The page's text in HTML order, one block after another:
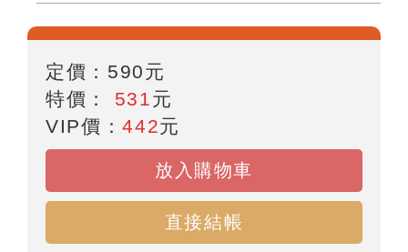
定價： 590元
特價： 531元
VIP價：442元
放入購物車
直接結帳